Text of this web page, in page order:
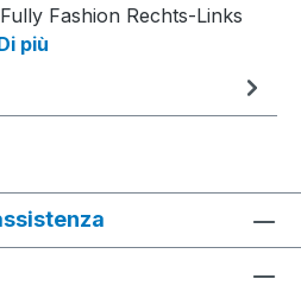
Fashion Rechts-Links
più